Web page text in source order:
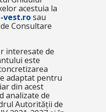
acestuia la
vest.rosau
Consultare
interesate de
este
adaptat pentru
din acest
analizate de
Autorității de